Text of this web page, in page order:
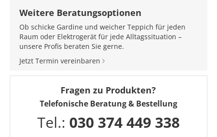
Weitere Beratungsoptionen
Ob schicke Gardine und weicher Teppich für jeden
Raum oder Elektrogerät für jede Alltagssituation –
unsere Profis beraten Sie gerne.
Jetzt Termin vereinbaren
Fragen zu Produkten?
Telefonische Beratung & Bestellung
Tel.: 030 374 449 338